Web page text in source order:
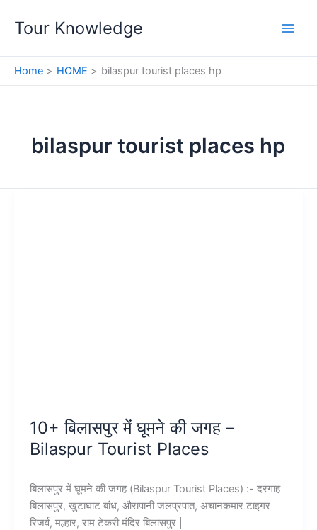
Tour Knowledge
Home HOME bilaspur tourist places hp
bilaspur tourist places hp
10+ बिलासपुर में घूमने की जगह –
Bilaspur Tourist Places
बिलासपुर में घूमने की जगह (Bilaspur Tourist Places) :- दरगाह
बिलासपुर, खुटाघाट बांध, औरापानी जलप्रपात, अचानकमार टाइगर
रिजर्व, मल्हार, राम टेकरी मंदिर बिलासपुर |